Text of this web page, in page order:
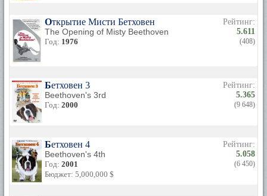
Открытие Мисти Бетховен
The Opening of Misty Beethoven
Год: 1976
Рейтинг:
5.611
(408)
Бетховен 3
Beethoven's 3rd
Год: 2000
Рейтинг:
5.365
(9 648)
Бетховен 4
Beethoven's 4th
Год: 2001
Бюджет: 5,000,000 $
Рейтинг:
5.058
(6 450)